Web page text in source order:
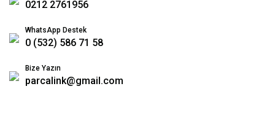
0212 2761956
WhatsApp Destek
0 (532) 586 71 58
Bize Yazın
parcalink@gmail.com